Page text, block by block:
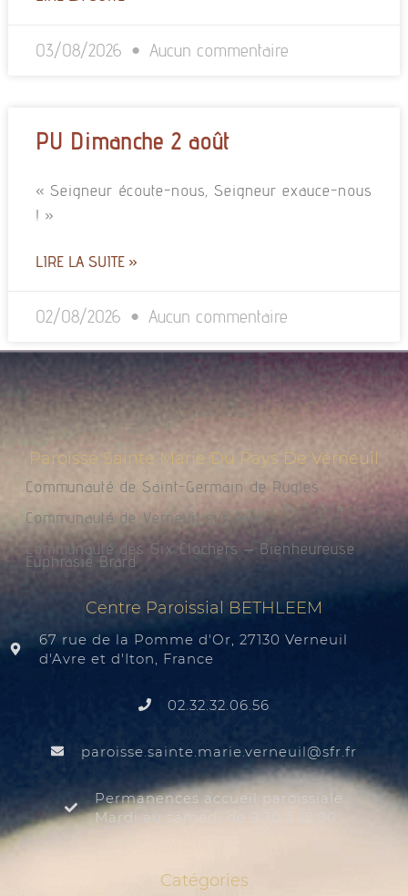
03/08/2026 Aucun commentaire
PU Dimanche 2 août
« Seigneur écoute-nous, Seigneur exauce-nous
! »
LIRE LA SUITE »
02/08/2026 Aucun commentaire
Paroisse Sainte Marie Du Pays De Verneuil
Communauté de Saint-Germain de Rugles
Communauté de Verneuil sur Avre
Communauté des Six Clochers – Bienheureuse
Euphrasie Brard
Centre Paroissial BETHLEEM
67 rue de la Pomme d'Or, 27130 Verneuil
d'Avre et d'Iton, France
02.32.32.06.56
rf.rfs
@liuenrev.eiram.etnias.essiorap
Permanences accueil paroissiale
Mardi au samedi de 9:30 à 12:00
Catégories